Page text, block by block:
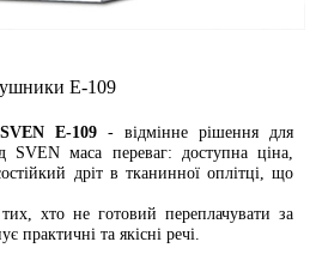
E-109
SVEN E-109 - відмінне рішення для
SVEN маса переваг: доступна ціна,
дріт в тканинної оплітці, що
хто не готовий переплачувати за
та якісні речі.